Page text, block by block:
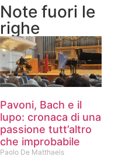
Note fuori le
righe
Pavoni, Bach e il
lupo: cronaca di una
passione tutt’altro
che improbabile
Paolo De Matthaeis